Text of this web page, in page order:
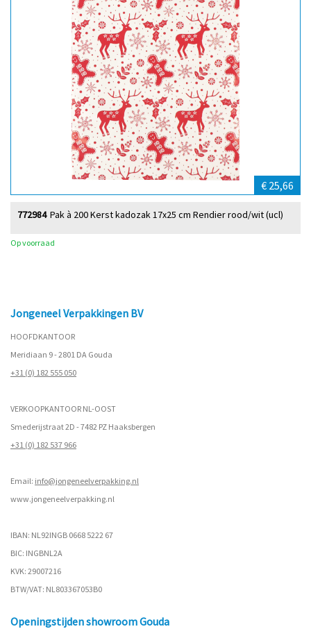
€ 25,66
Pak à 200 Kerst kadozak 17x25 cm Rendier rood/wit (ucl)
772984
Op voorraad
Jongeneel Verpakkingen BV
HOOFDKANTOOR
Meridiaan 9 - 2801 DA Gouda
+31 (0) 182 555 050
VERKOOPKANTOOR NL-OOST
Smederijstraat 2D - 7482 PZ Haaksbergen
+31 (0) 182 537 966
Email: info@jongeneelverpakking.nl
www.jongeneelverpakking.nl
IBAN: NL92INGB 0668 5222 67
BIC: INGBNL2A
KVK: 29007216
BTW/VAT: NL803367053B0
Openingstijden showroom Gouda